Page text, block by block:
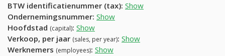
BTW identificatienummer (tax): Show
Ondernemingsnummer: Show
Hoofdstad (capital): Show
Verkoop, per jaar (sales, per year): Show
Werknemers (employees): Show